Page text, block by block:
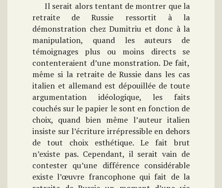
Il serait alors tentant de montrer que la
retraite de Russie ressortit à la
démonstration chez Dumitriu et donc à la
manipulation, quand les auteurs de
témoignages plus ou moins directs se
contenteraient d’une monstration. De fait,
même si la retraite de Russie dans les cas
italien et allemand est dépouillée de toute
argumentation idéologique, les faits
couchés sur le papier le sont en fonction de
choix, quand bien même l’auteur italien
insiste sur l’écriture irrépressible en dehors
de tout choix esthétique. Le fait brut
n’existe pas. Cependant, il serait vain de
contester qu’une différence considérable
existe l’œuvre francophone qui fait de la